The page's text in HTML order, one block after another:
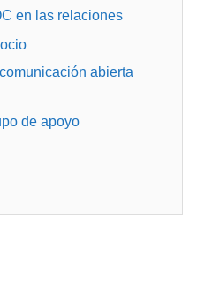
en las relaciones
abierta
de apoyo